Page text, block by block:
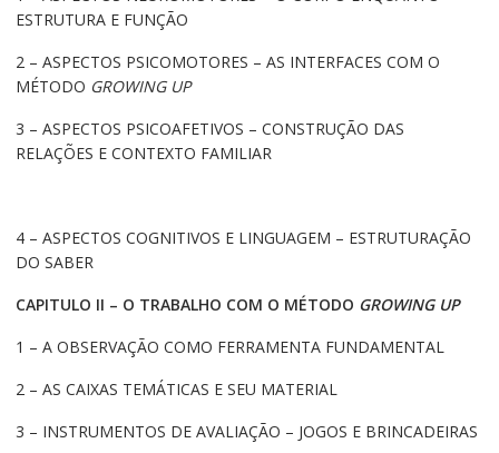
ESTRUTURA E FUNÇÃO
2 – ASPECTOS PSICOMOTORES – AS INTERFACES COM O
MÉTODO GROWING UP
3 – ASPECTOS PSICOAFETIVOS – CONSTRUÇÃO DAS
RELAÇÕES E CONTEXTO FAMILIAR
4 – ASPECTOS COGNITIVOS E LINGUAGEM – ESTRUTURAÇÃO
DO SABER
CAPITULO II – O TRABALHO COM O MÉTODO GROWING UP
1 – A OBSERVAÇÃO COMO FERRAMENTA FUNDAMENTAL
2 – AS CAIXAS TEMÁTICAS E SEU MATERIAL
3 – INSTRUMENTOS DE AVALIAÇÃO – JOGOS E BRINCADEIRAS